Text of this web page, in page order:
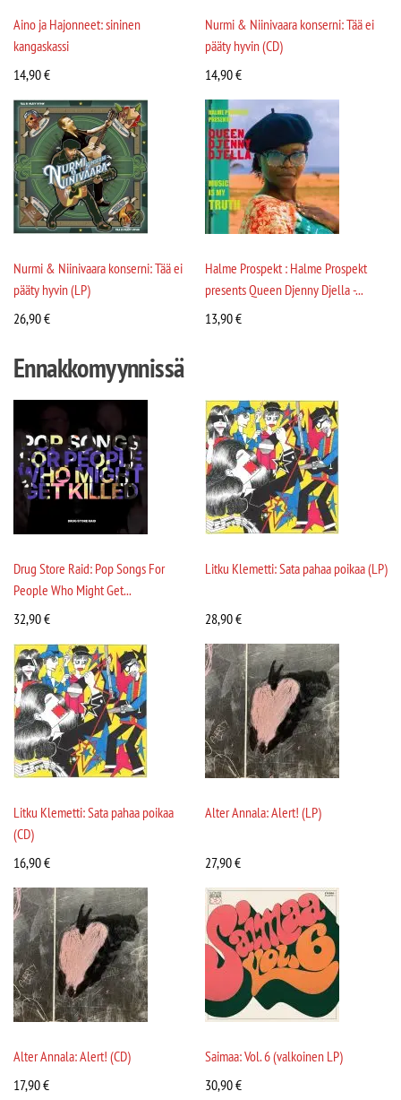
Aino ja Hajonneet: sininen
kangaskassi
14,90€
Nurmi & Niinivaara konserni: Tää ei
pääty hyvin (CD)
14,90€
Nurmi & Niinivaara konserni: Tää ei
pääty hyvin (LP)
26,90€
Halme Prospekt : Halme Prospekt
presents Queen Djenny Djella -...
13,90€
Ennakkomyynnissä
Drug Store Raid: Pop Songs For
People Who Might Get...
32,90€
Litku Klemetti: Sata pahaa poikaa (LP)
28,90€
Litku Klemetti: Sata pahaa poikaa
(CD)
16,90€
Alter Annala: Alert! (LP)
27,90€
Alter Annala: Alert! (CD)
17,90€
Saimaa: Vol. 6 (valkoinen LP)
30,90€